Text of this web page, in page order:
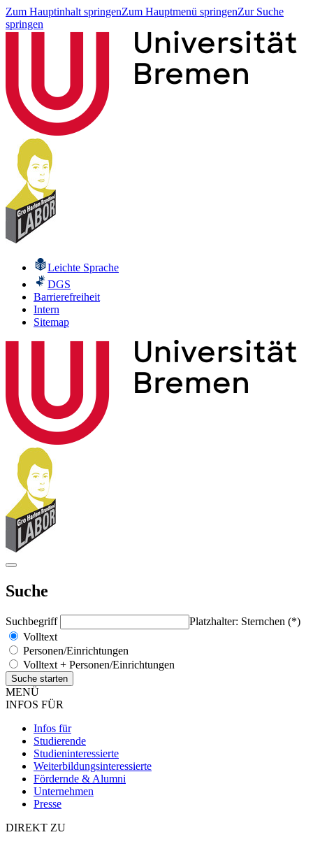
Zum Hauptinhalt springenZum Hauptmenü springenZur Suche
springen
Leichte Sprache
DGS
Barrierefreiheit
Intern
Sitemap
Suche
Suchbegriff
Platzhalter: Sternchen (*)
Volltext
Personen/Einrichtungen
Volltext + Personen/Einrichtungen
MENÜ
INFOS FÜR
Infos für
Studierende
Studieninteressierte
Weiterbildungsinteressierte
Fördernde & Alumni
Unternehmen
Presse
DIREKT ZU